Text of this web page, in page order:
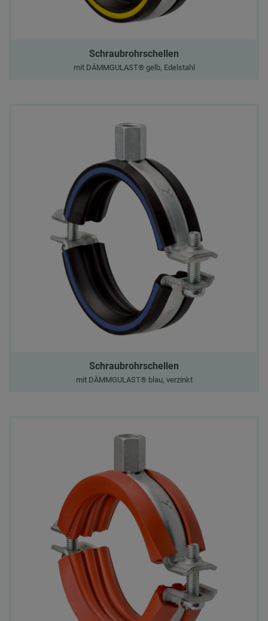
Schraubrohrschellen
mit DÄMMGULAST® gelb, Edelstahl
Schraubrohrschellen
mit DÄMMGULAST® blau, verzinkt